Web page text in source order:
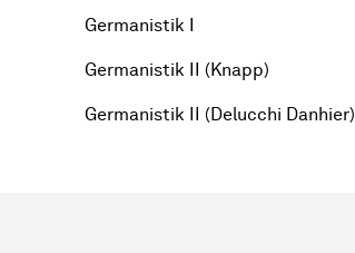
Germanistik I
Germanistik II (Knapp)
Germanistik II (Delucchi Danhier)